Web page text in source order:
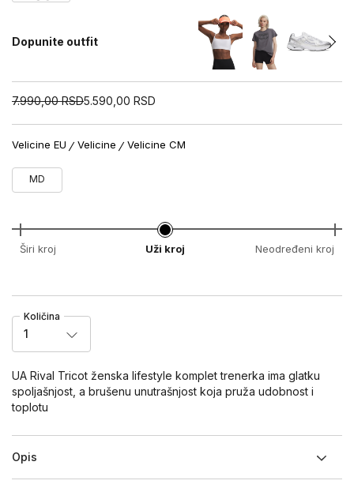
Dopunite outfit
7.990,00 RSD5.590,00 RSD
Velicine EU Velicine Velicine CM
MD
Širi kroj Uži kroj Neodređeni kroj
Količina
1
UA Rival Tricot ženska lifestyle komplet trenerka ima glatku
spoljašnjost, a brušenu unutrašnjost koja pruža udobnost i
toplotu
Opis